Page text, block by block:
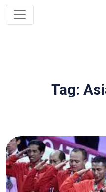
Tag: